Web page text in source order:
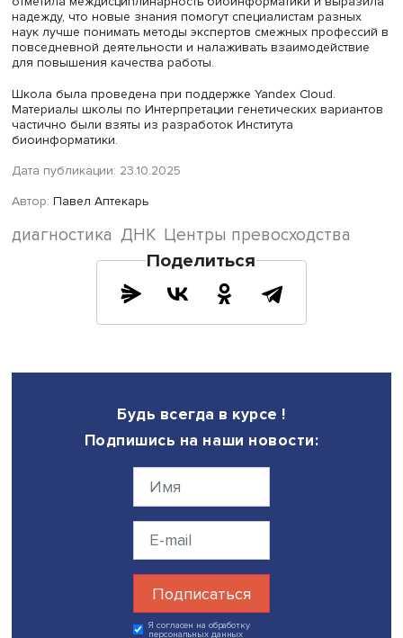
Александр Милек представил проект
тестирование цифрового двойника пациента, больного
наследуемым нарушением проводимости сердца».
наследуемых нарушений проводимости сердца,
данным ДНК-секвенирования пациента варианты и
генах, отфильтровать и классифицировать варианты по
частоте и клинической значимости и сопоставить
данные с клиническими базами для оценки
Всего докладчик нашел 118 замен в генах панели, из
Он подчеркнул, что в ключевых генах,
нарушениями проводимости сердца, не выявлено
вариантов. Их отсутствие подчёркивает сложность
интерпретации при наследуемых нарушениях
кардиомиопатию, нарушения проводимости сердца и
неклассифицированные варианты следует изучать в
исследованиях и функциональных тестах.